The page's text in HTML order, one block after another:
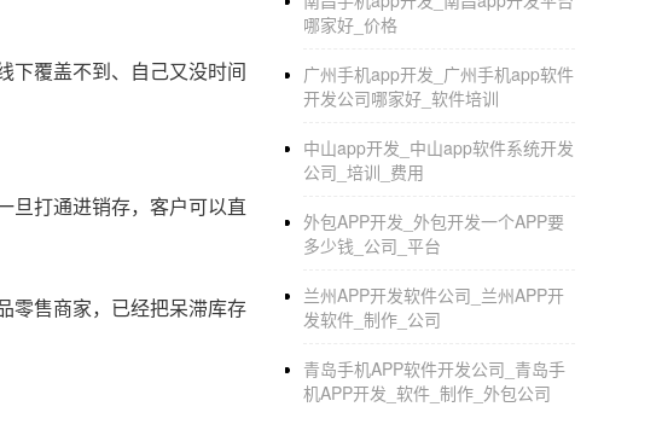
覆盖不到、自己又没时间
旦打通进销存，客户可以直
零售商家，已经把呆滞库存
哪家好_价格
广州手机app开发_广州手机app软件
开发公司哪家好_软件培训
中山app开发_中山app软件系统开发
公司_培训_费用
外包APP开发_外包开发一个APP要
多少钱_公司_平台
兰州APP开发软件公司_兰州APP开
发软件_制作_公司
青岛手机APP软件开发公司_青岛手
机APP开发_软件_制作_外包公司